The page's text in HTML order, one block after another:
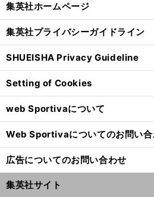
】 回
集英社ホームページ
集英社プライバシーガイドライン
SHUEISHA Privacy Guideline
Setting of Cookies
web Sportivaについて
Web Sportivaについてのお問い合
広告についてのお問い合わせ
集英社サイト